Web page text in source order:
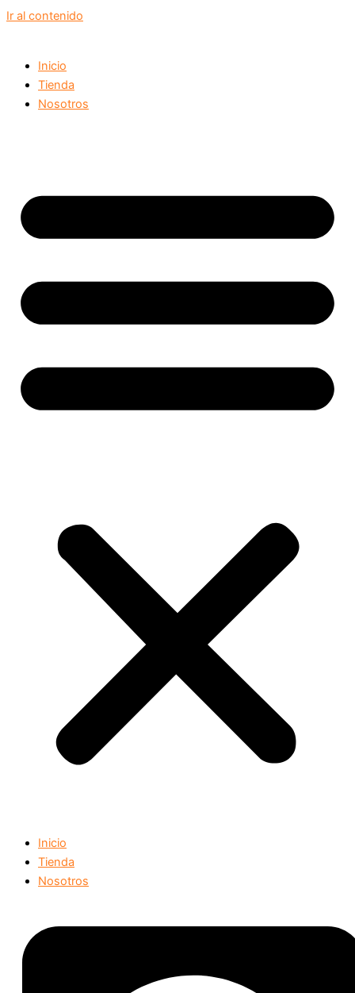
Ir al contenido
Inicio
Tienda
Nosotros
Inicio
Tienda
Nosotros